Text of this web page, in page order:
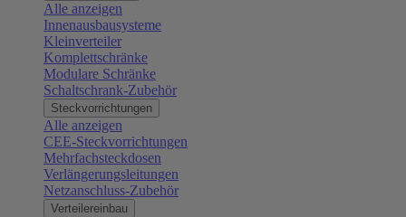
Alle anzeigen
Innenausbausysteme
Kleinverteiler
Komplettschränke
Modulare Schränke
Schaltschrank-Zubehör
Steckvorrichtungen
Alle anzeigen
CEE-Steckvorrichtungen
Mehrfachsteckdosen
Verlängerungsleitungen
Netzanschluss-Zubehör
Verteilereinbau